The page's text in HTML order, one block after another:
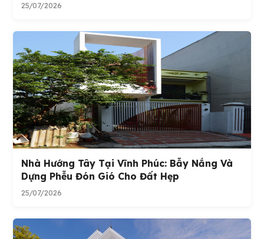
25/07/2026
Nhà Hướng Tây Tại Vĩnh Phúc: Bẫy Nắng Và
Dựng Phễu Đón Gió Cho Đất Hẹp
25/07/2026